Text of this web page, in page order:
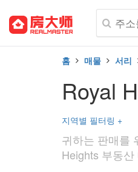
홈 매물 서리
Royal
지역별 필터링 +
귀하는 판매를
Heights 부동